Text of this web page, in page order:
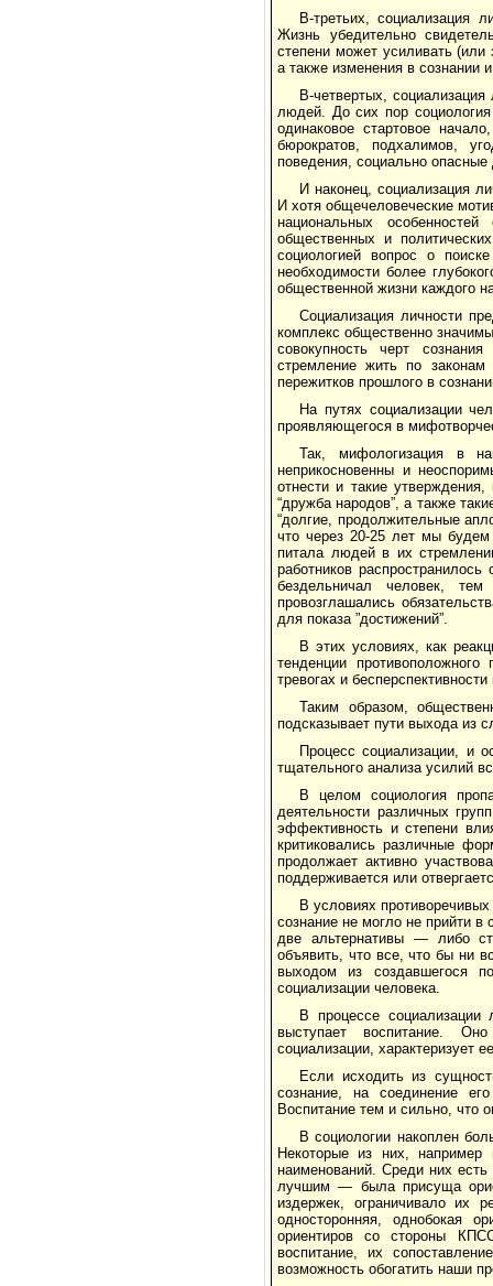
В-третьих, социализация
Жизнь убедительно
степени может усиливать
а также изменения в сознании
В-четвертых,
людей. До сих пор
одинаковое стартовое
бюрократов, подхалимов,
поведения, социально
И наконец, социализация
И хотя общечеловеческие
национальных
общественных и
социологией вопрос о
необходимости более
общественной жизни каждого
Социализация личности
комплекс общественно
совокупность черт
стремление жить по
пережитков прошлого в
На путях социализации
проявляющегося в
Так, мифологизация в
неприкосновенны и
отнести и такие утверждения,
“дружба народов”, а также
“долгие, продолжительные
что через 20-25 лет мы будем
питала людей в их
работников
бездельничал человек,
провозглашались
для показа ”достижений”.
В этих условиях, как
тенденции
тревогах и
Таким образом,
подсказывает пути выхода из
Процесс социализации, и
тщательного анализа усилий
В целом социология
деятельности различных
эффективность и степени
критиковались различные
продолжает активно
поддерживается или
В условиях
сознание не могло не прийти
две альтернативы — либо
объявить, что все, что бы ни
выходом из создавшегося
социализации человека.
В процессе социализации
выступает воспитание.
социализации, характеризует
Если исходить из
сознание, на соединение
Воспитание тем и сильно, что
В социологии накоплен
Некоторые из них, например
наименований. Среди них
лучшим — была присуща
издержек, ограничивало их
односторонняя, однобокая
ориентиров со стороны
воспитание, их
возможность обогатить наши